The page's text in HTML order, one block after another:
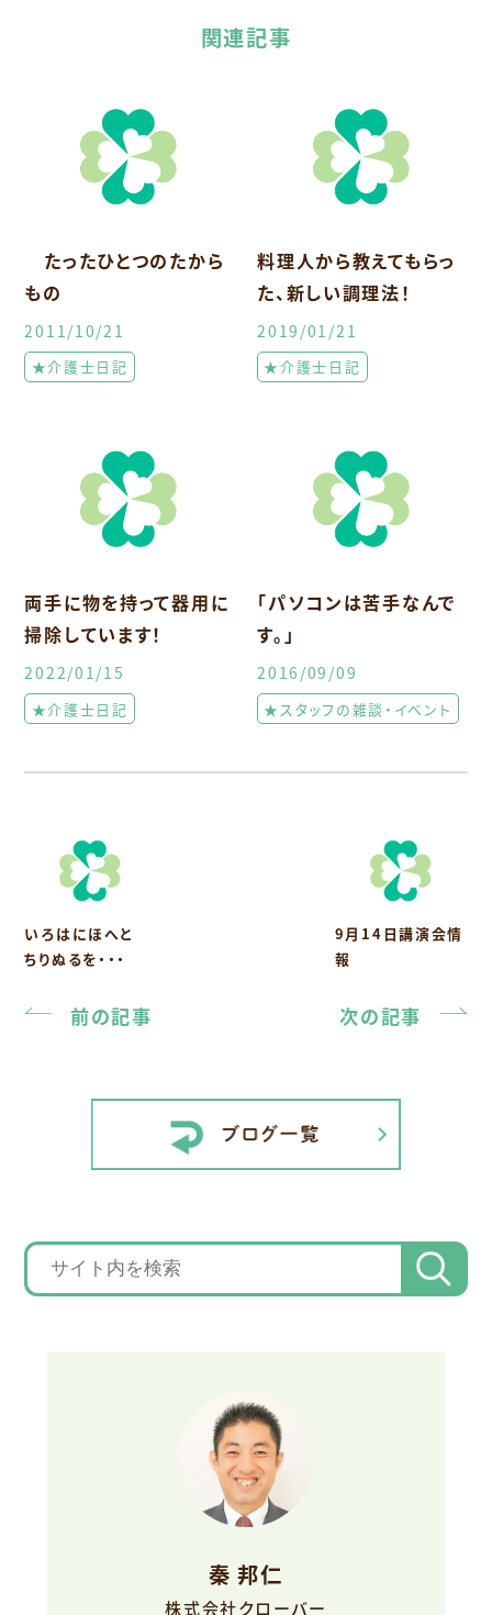
関連記事
たったひとつのたから
もの
2011/10/21
★介護士日記
料理人から教えてもらっ
た、新しい調理法！
2019/01/21
★介護士日記
両手に物を持って器用に
掃除しています！
2022/01/15
★介護士日記
「パソコンは苦手なんで
す。」
2016/09/09
★スタッフの雑談・イベント
いろはにほへと
ちりぬるを・・・
前の記事
9月14日講演会情
報
次の記事
秦 邦仁
株式会社クローバー